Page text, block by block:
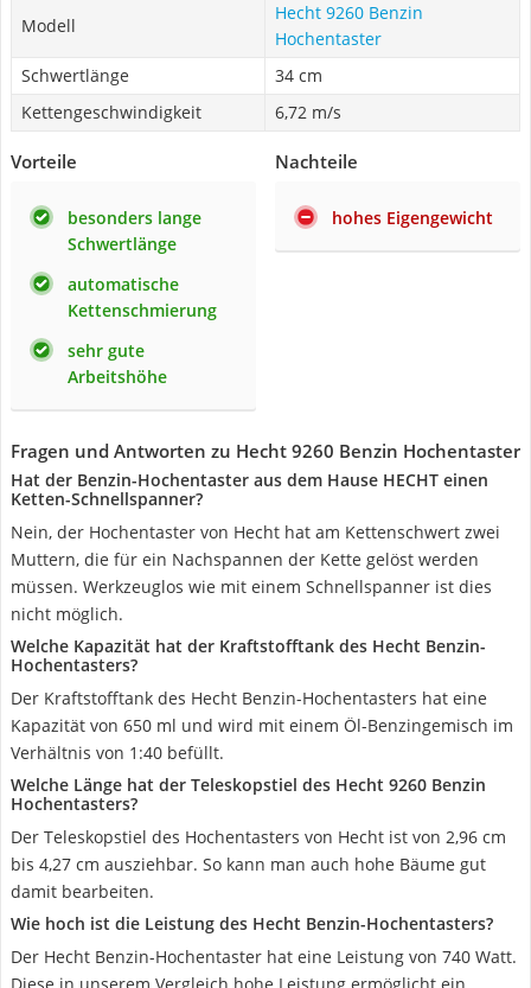
Modell
Hecht 9260 Benzin
Hochentaster
Schwertlänge
34 cm
Kettengeschwindigkeit
6,72 m/s
Vorteile
besonders lange
Schwertlänge
automatische
Kettenschmierung
sehr gute
Arbeitshöhe
Nachteile
hohes Eigengewicht
Fragen und Antworten zu Hecht 9260 Benzin Hochentaster
Hat der Benzin-Hochentaster aus dem Hause HECHT einen
Ketten-Schnellspanner?
Nein, der Hochentaster von Hecht hat am Kettenschwert zwei
Muttern, die für ein Nachspannen der Kette gelöst werden
müssen. Werkzeuglos wie mit einem Schnellspanner ist dies
nicht möglich.
Welche Kapazität hat der Kraftstofftank des Hecht Benzin-
Hochentasters?
Der Kraftstofftank des Hecht Benzin-Hochentasters hat eine
Kapazität von 650 ml und wird mit einem Öl-Benzingemisch im
Verhältnis von 1:40 befüllt.
Welche Länge hat der Teleskopstiel des Hecht 9260 Benzin
Hochentasters?
Der Teleskopstiel des Hochentasters von Hecht ist von 2,96 cm
bis 4,27 cm ausziehbar. So kann man auch hohe Bäume gut
damit bearbeiten.
Wie hoch ist die Leistung des Hecht Benzin-Hochentasters?
Der Hecht Benzin-Hochentaster hat eine Leistung von 740 Watt.